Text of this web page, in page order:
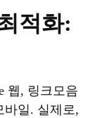
적화:
웹, 링크모음
바일. 실제로,